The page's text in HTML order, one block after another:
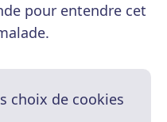
pour entendre cet
choix de cookies